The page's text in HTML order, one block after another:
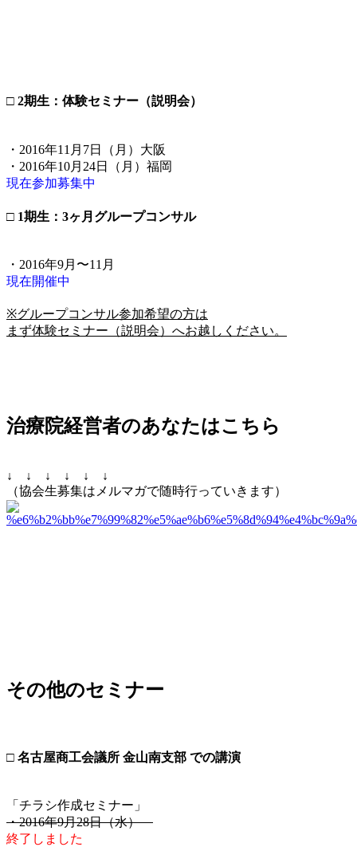
□ 2期生：体験セミナー（説明会）
・2016年11月7日（月）大阪
・2016年10月24日（月）福岡
現在参加募集中
□ 1期生：3ヶ月グループコンサル
・2016年9月〜11月
現在開催中
※グループコンサル参加希望の方は
まず体験セミナー（説明会）へお越しください。
治療院経営者のあなたはこちら
↓ ↓ ↓ ↓ ↓ ↓
（協会生募集はメルマガで随時行っていきます）
その他のセミナー
□ 名古屋商工会議所 金山南支部 での講演
「チラシ作成セミナー」
・2016年9月28日（水）
終了しました